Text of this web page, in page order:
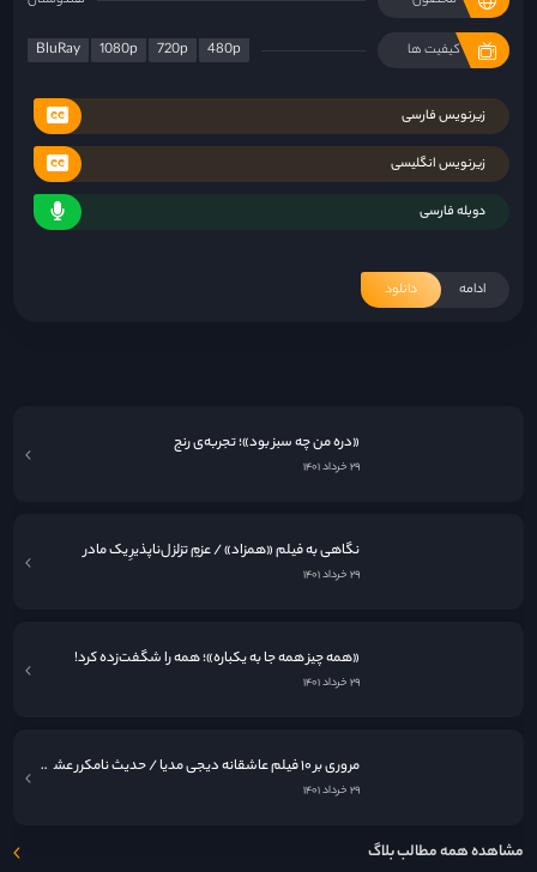
کیفیت ها BluRay 1080p 720p 480p
زیرنویس فارسی
زیرنویس انگلیسی
دوبله فارسی
ادامه دانلود
«دره من چه سبز بود»؛ تجربه‌ی رنج
۲۹ خرداد ۱۴۰۱
نگاهی به فيلم «همزاد» / عزمِ تزلزل‌ناپذیرِ یک مادر
۲۹ خرداد ۱۴۰۱
«همه چیز همه جا به یکباره»؛ همه را شگفت‌زده کرد!
۲۹ خرداد ۱۴۰۱
مروری بر ۱۰ فیلم عاشقانه دیجی مدیا / حدیث نامکرر عشق در قاب سینما
۲۹ خرداد ۱۴۰۱
مشاهده همه مطالب بلاگ